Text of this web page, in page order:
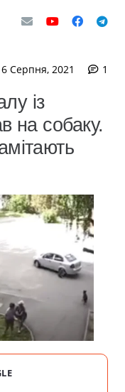
Серпня, 2021 1
із
на собаку.